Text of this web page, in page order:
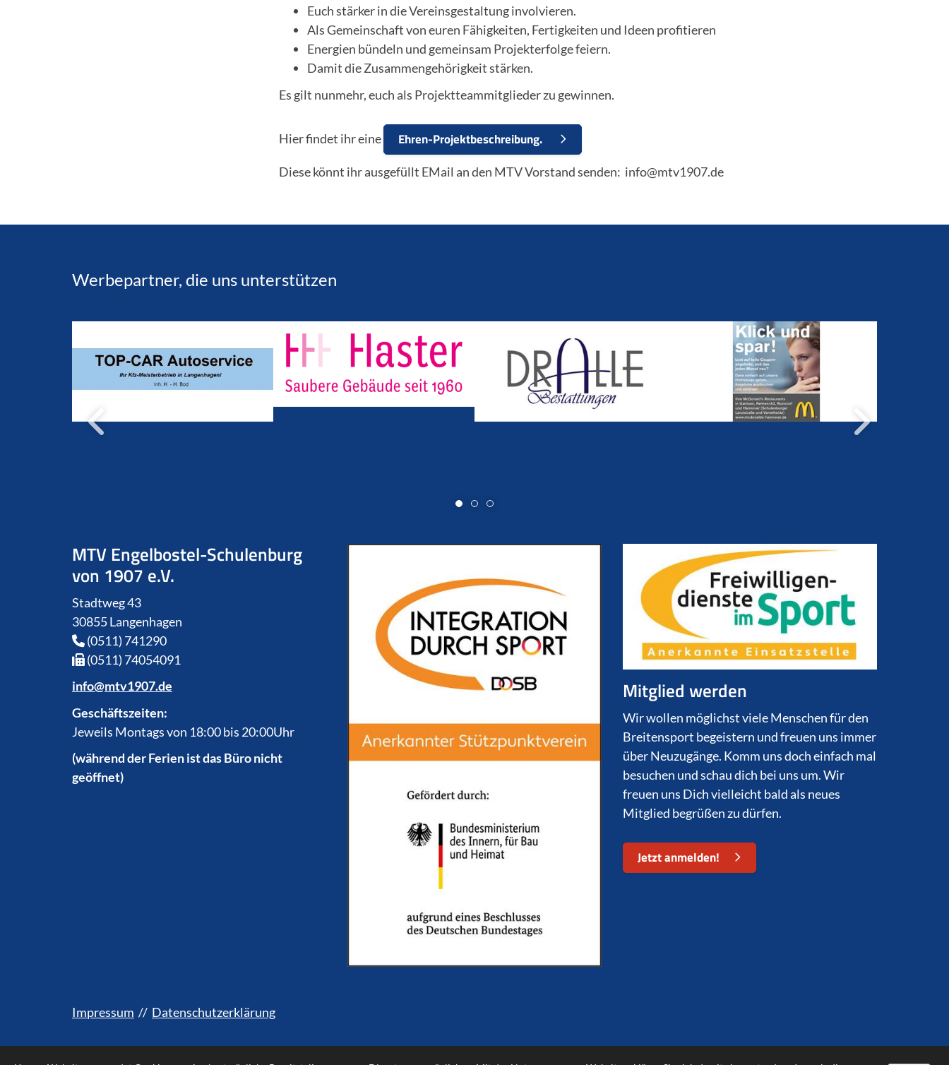
Euch stärker in die Vereinsgestaltung involvieren.
Als Gemeinschaft von euren Fähigkeiten, Fertigkeiten und Ideen profitieren
Energien bündeln und gemeinsam Projekterfolge feiern.
Damit die Zusammengehörigkeit stärken.
Es gilt nunmehr, euch als Projektteammitglieder zu gewinnen.
Hier findet ihr eine Ehren-Projektbeschreibung.
Diese könnt ihr ausgefüllt EMail an den MTV Vorstand senden: info@mtv1907.de
Werbepartner, die uns unterstützen
MTV Engelbostel-Schulenburg
von 1907 e.V.
Stadtweg 43
30855 Langenhagen
(0511) 741290
(0511) 74054091
info@mtv1907.de
Geschäftszeiten:
Jeweils Montags von 18:00 bis 20:00Uhr
(während der Ferien ist das Büro nicht
geöffnet)
Mitglied werden
Wir wollen möglichst viele Menschen für den
Breitensport begeistern und freuen uns immer
über Neuzugänge. Komm uns doch einfach mal
besuchen und schau dich bei uns um. Wir
freuen uns Dich vielleicht bald als neues
Mitglied begrüßen zu dürfen.
Jetzt anmelden!
Impressum // Datenschutzerklärung